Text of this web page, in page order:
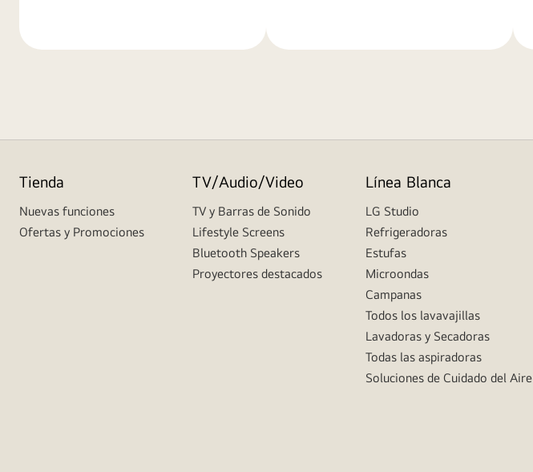
Tienda
Nuevas funciones
Ofertas y Promociones
TV/Audio/Video
TV y Barras de Sonido
Lifestyle Screens
Bluetooth Speakers
Proyectores destacados
Línea Blanca
LG Studio
Refrigeradoras
Estufas
Microondas
Campanas
Todos los lavavajillas
Lavadoras y Secadoras
Todas las aspiradoras
Soluciones de Cuidado del Aire